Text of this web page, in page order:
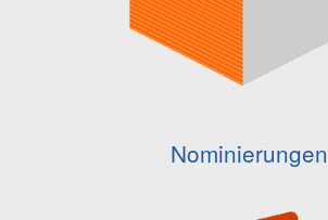
Nominierungen